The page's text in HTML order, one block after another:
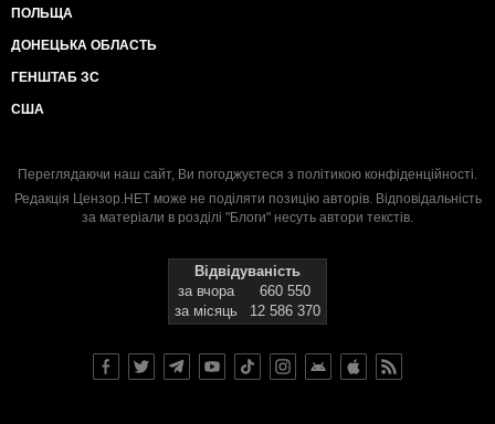
ПОЛЬЩА
ДОНЕЦЬКА ОБЛАСТЬ
ГЕНШТАБ ЗС
США
Переглядаючи наш сайт, Ви погоджуєтеся з політикою конфіденційності.
Редакція Цензор.НЕТ може не поділяти позицію авторів. Відповідальність
за матеріали в розділі "Блоги" несуть автори текстів.
Відвідуваність
за вчора
660 550
за місяць
12 586 370